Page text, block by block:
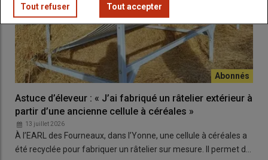
Lire aussi :Astuce d’éleveur : « J’ai conçu et
fabriqué un parc de contention pour mes veaux »
Si l’ébourgeonnage est réalisé sur des veaux de moins de
quatre semaines, l’
anesthésie n’est pas obligatoire. Toutefois,
elle reste vivement conseillée.
« Rien ne dit que les veaux de
moins de quatre semaines souffrent moins que les autres »
alerte Boris Boubet.
« Prendre en charge la douleur, c’est bénéfique pour larelation
Astuce d’éleveur : « J’ai fabriqué un râtelier extérieur à
partir d’une ancienne cellule à céréales »
13 juillet 2026
À l’EARL des Fourneaux, dans l’Yonne, une cellule à céréales a
été recyclée pour fabriquer un râtelier sur mesure. Il permet d…
Tout refuser Tout accepter